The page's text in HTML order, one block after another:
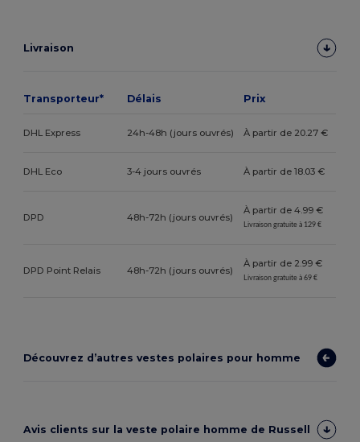
Livraison
Transporteur* Délais Prix
DHL Express 24h-48h (jours ouvrés) À partir de 20.27 €
DHL Eco 3-4 jours ouvrés À partir de 18.03 €
DPD 48h-72h (jours ouvrés)
À partir de 4.99 €
Livraison gratuite à 129 €
DPD Point Relais 48h-72h (jours ouvrés)
À partir de 2.99 €
Livraison gratuite à 69 €
Découvrez d’autres vestes polaires pour homme
Avis clients sur la veste polaire homme de Russell